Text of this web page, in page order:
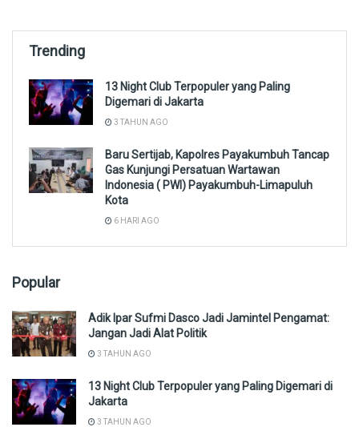
Trending
13 Night Club Terpopuler yang Paling
Digemari di Jakarta
3 TAHUN AGO
Baru Sertijab, Kapolres Payakumbuh Tancap
Gas Kunjungi Persatuan Wartawan
Indonesia ( PWI) Payakumbuh-Limapuluh
Kota
6 HARI AGO
Popular
Adik Ipar Sufmi Dasco Jadi Jamintel Pengamat:
Jangan Jadi Alat Politik
3 TAHUN AGO
13 Night Club Terpopuler yang Paling Digemari di
Jakarta
3 TAHUN AGO